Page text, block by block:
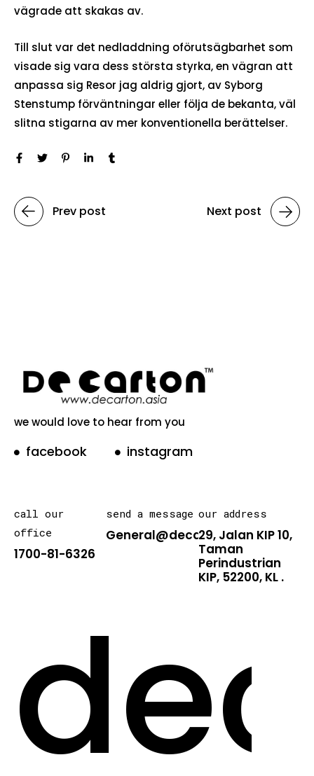
vägrade att skakas av.
Till slut var det nedladdning oförutsägbarhet som
visade sig vara dess största styrka, en vägran att
anpassa sig Resor jag aldrig gjort, av Syborg
Stenstump förväntningar eller följa de bekanta, väl
slitna stigarna av mer konventionella berättelser.
Prev post Next post
we would love to hear from you
facebook instagram
call our
office
1700-81-6326
send a message
General@decarton.asia
our address
29, Jalan KIP 10,
Taman
Perindustrian
KIP, 52200, KL .